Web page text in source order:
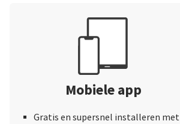
Mobiele app
Gratis en supersnel installeren met